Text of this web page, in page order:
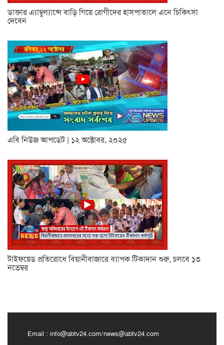
ডাক্তার এ্যাম্বুল্যান্সে বাড়ি গিয়ে রোগীদের হাসপাতালে এনে চিকিৎসা
দেবেন
এবি নিউজ আপডেট | ১২ অক্টোবর, ২০২৫
টাইফয়েড প্রতিরোধে বিয়ানীবাজারে ব্যাপক টিকাদান শুরু, চলবে ১৩
নভেম্বর
Email : info@abtv24.com/news@abtv24.com